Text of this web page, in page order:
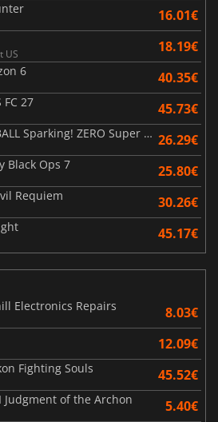
16.01€
US 18.19€
6 40.35€
FC 27 45.73€
DRAGON BALL Sparking! ZERO Super Limit Breaking NEO 26.29€
Black Ops 7 25.80€
Requiem 30.26€
45.17€
Electronics Repairs
8.03€
12.09€
Fighting Souls 45.52€
Judgment of the Archon 5.40€